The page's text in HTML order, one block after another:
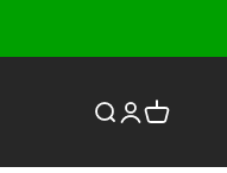
Suche öffnen